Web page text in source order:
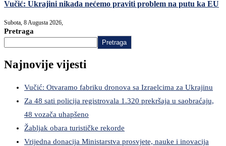
Vučić: Ukrajini nikada nećemo praviti problem na putu ka EU
Subota, 8 Augusta 2026,
Pretraga
Pretraga
Najnovije vijesti
Vučić: Otvaramo fabriku dronova sa Izraelcima za Ukrajinu
Za 48 sati policija registrovala 1.320 prekršaja u saobraćaju,
48 vozača uhapšeno
Žabljak obara turističke rekorde
Vrijedna donacija Ministarstva prosvjete, nauke i inovacija